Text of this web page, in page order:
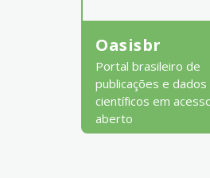
Oasisbr
Portal brasileiro de
publicações e dados
científicos em
aberto